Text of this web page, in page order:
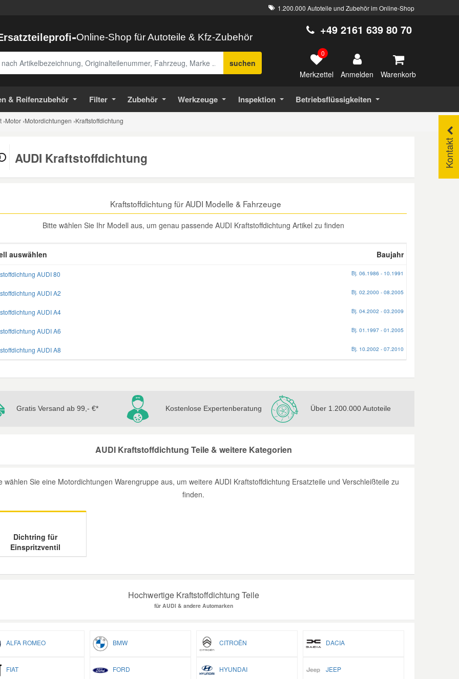
1.200.000 Autoteile und Zubehör im Online-Shop
-Online-Shop für Autoteile & Kfz-Zubehör
suchen
+49 2161 639 80 70
0
Merkzettel Anmelden Warenkorb
& Reifenzubehör Filter Zubehör Werkzeuge Inspektion Betriebsflüssigkeiten
›Motor ›Motordichtungen ›Kraftstoffdichtung
Kontakt
AUDI Kraftstoffdichtung
Kraftstoffdichtung für AUDI Modelle & Fahrzeuge
Bitte wählen Sie Ihr Modell aus, um genau passende AUDI Kraftstoffdichtung Artikel zu finden
auswählen Baujahr
AUDI 80 Bj. 06.1986 - 10.1991
AUDI A2 Bj. 02.2000 - 08.2005
AUDI A4 Bj. 04.2002 - 03.2009
AUDI A6 Bj. 01.1997 - 01.2005
AUDI A8 Bj. 10.2002 - 07.2010
Gratis Versand ab 99,- €* Kostenlose Expertenberatung Über 1.200.000 Autoteile
AUDI Kraftstoffdichtung Teile & weitere Kategorien
wählen Sie eine Motordichtungen Warengruppe aus, um weitere AUDI Kraftstoffdichtung Ersatzteile und Verschleißteile zu
finden.
Dichtring für
Einspritzventil
Hochwertige Kraftstoffdichtung Teile
für AUDI & andere Automarken
ALFA ROMEO BMW CITROËN DACIA
FIAT FORD HYUNDAI JEEP